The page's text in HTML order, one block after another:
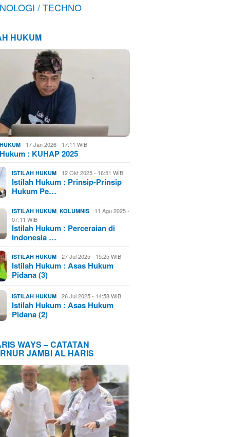
/ TECHNO
HUKUM
17 Jan 2026 - 17:11 WIB
: KUHAP 2025
ISTILAH HUKUM 12 Okt 2025 - 16:51 WIB
Istilah Hukum : Prinsip-Prinsip
Hukum Pe…
ISTILAH HUKUM ,KOLUMNIS
11 Agu 2025 -
07:11 WIB
Istilah Hukum : Perceraian di
Indonesia …
ISTILAH HUKUM 27 Jul 2025 - 15:25 WIB
Istilah Hukum : Asas Hukum
Pidana (3)
ISTILAH HUKUM 26 Jul 2025 - 14:58 WIB
Istilah Hukum : Asas Hukum
Pidana (2)
WAYS – CATATAN
JAMBI AL HARIS